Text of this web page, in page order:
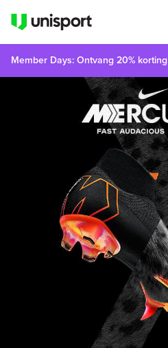
Member Days: Ontvang 20% korting